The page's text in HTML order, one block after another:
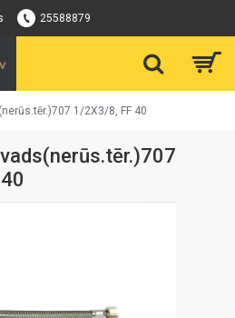
25588879
1/2X3/8, FF 40